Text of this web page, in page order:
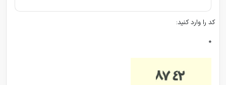
کد را وارد کنید:
*